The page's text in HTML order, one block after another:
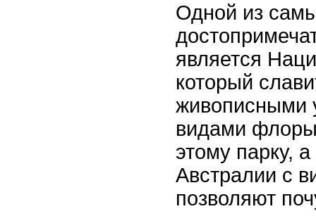
Одной из
является
который
живописными
видами
этому парку,
Австралии с
позволяют